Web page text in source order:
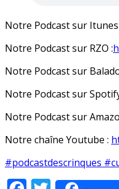
Notre Podcast sur Itunes
Notre Podcast sur RZO :
Notre Podcast sur
Notre Podcast sur
Notre Podcast sur
Notre chaîne Youtube :
#podcastdescrinques